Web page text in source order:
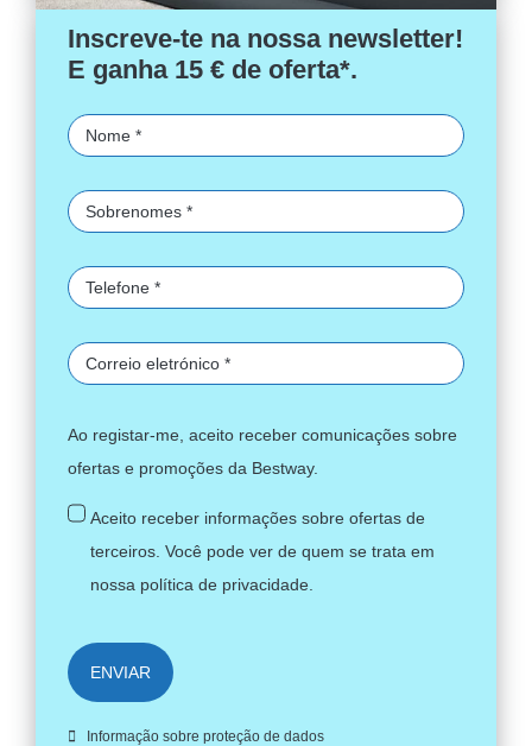
Inscreve-te na nossa newsletter!
E ganha 15 € de oferta*.
Ao registar-me, aceito receber comunicações sobre
ofertas e promoções da Bestway.
Aceito receber informações sobre ofertas de
terceiros. Você pode ver de quem se trata em
nossa política de privacidade.
ENVIAR
Informação sobre proteção de dados